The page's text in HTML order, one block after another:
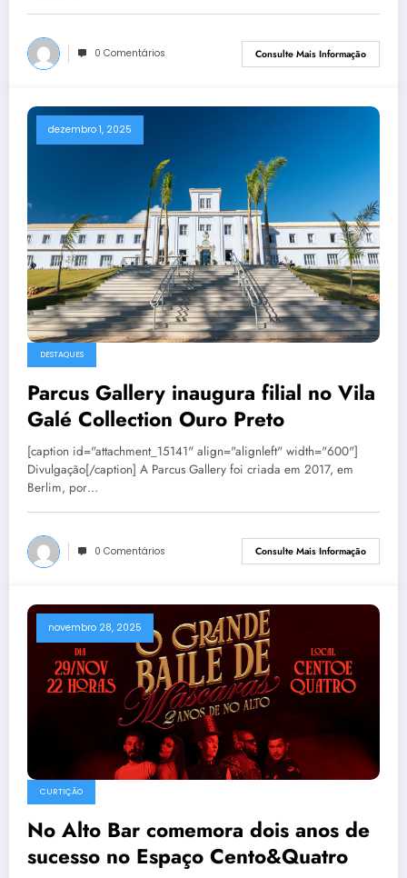
0 Comentários Consulte Mais Informação
dezembro 1, 2025
DESTAQUES
Parcus Gallery inaugura filial no Vila
Galé Collection Ouro Preto
[caption id="attachment_15141" align="alignleft" width="600"]
Divulgação[/caption] A Parcus Gallery foi criada em 2017, em
Berlim, por…
0 Comentários Consulte Mais Informação
novembro 28, 2025
CURTIÇÃO
No Alto Bar comemora dois anos de
sucesso no Espaço Cento&Quatro